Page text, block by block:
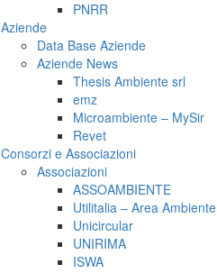
PNRR
Aziende
Data Base Aziende
Aziende News
Thesis Ambiente srl
emz
Microambiente – MySir
Revet
Consorzi e Associazioni
Associazioni
ASSOAMBIENTE
Utilitalia – Area Ambiente
Unicircular
UNIRIMA
ISWA